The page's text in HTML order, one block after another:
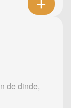
de dinde,